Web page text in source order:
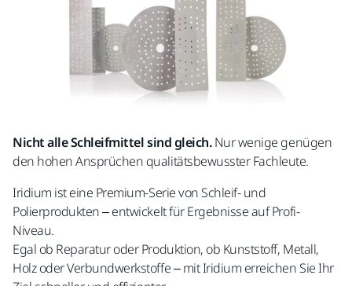
Nicht alle Schleifmittel sind gleich.Nur wenige genügen
den hohen Ansprüchen qualitätsbewusster Fachleute.
Iridium ist eine Premium-Serie von Schleif- und
Polierprodukten – entwickelt für Ergebnisse auf Profi-
Niveau.
Egal ob Reparatur oder Produktion, ob Kunststoff, Metall,
Holz oder Verbundwerkstoffe – mit Iridium erreichen Sie Ihr